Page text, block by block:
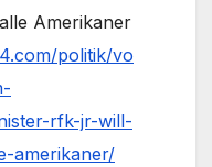
Amerikaner
politik/vo
rfk-jr-will-
amerikaner/